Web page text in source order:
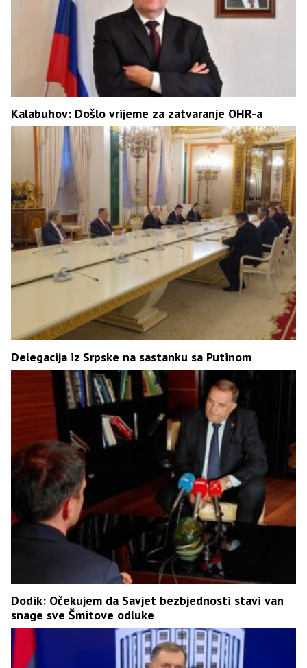
Kalabuhov: Došlo vrijeme za zatvaranje OHR-a
Delegacija iz Srpske na sastanku sa Putinom
Dodik: Očekujem da Savjet bezbjednosti stavi van
snage sve Šmitove odluke